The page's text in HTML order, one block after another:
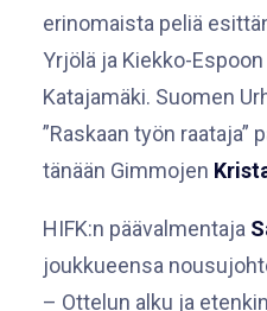
erinomaista peliä
Yrjölä ja Kiekko-
Katajamäki. Suomen
”Raskaan työn raataja”
tänään Gimmojen
HIFK:n päävalmentaja
joukkueensa
– Ottelun alku ja